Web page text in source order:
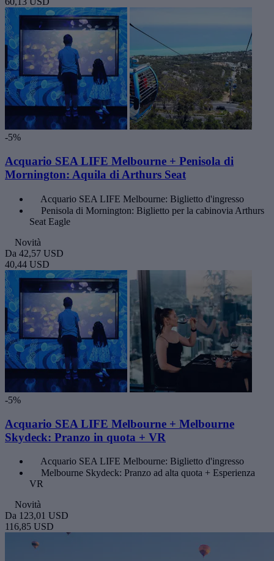
-5%
Acquario SEA LIFE Melbourne + Penisola di
Mornington: Aquila di Arthurs Seat
Acquario SEA LIFE Melbourne: Biglietto d'ingresso
Penisola di Mornington: Biglietto per la cabinovia Arthurs
Seat Eagle
Novità
Da 42,57 USD
40,44 USD
-5%
Acquario SEA LIFE Melbourne + Melbourne
Skydeck: Pranzo in quota + VR
Acquario SEA LIFE Melbourne: Biglietto d'ingresso
Melbourne Skydeck: Pranzo ad alta quota + Esperienza
VR
Novità
Da 123,01 USD
116,85 USD